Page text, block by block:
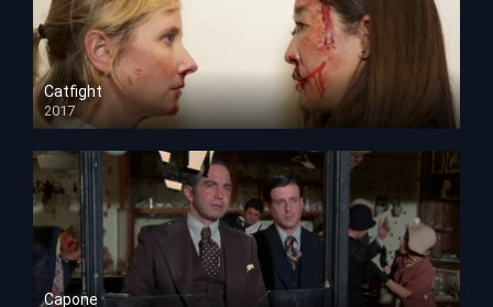
Catfight
2017
HD 720p
Capone